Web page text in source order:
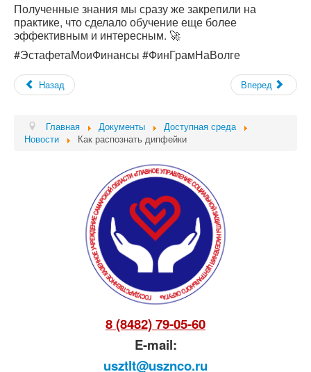
Полученные знания мы сразу же закрепили на
практике, что сделало обучение еще более
эффективным и интересным. 🚀
#ЭстафетаМоиФинансы #ФинГрамНаВолге
Назад Вперед
Главная Документы
Доступная среда
Новости
Как распознать дипфейки
8 (8482) 79-05-60
E-mail:
usztlt@usznco.ru